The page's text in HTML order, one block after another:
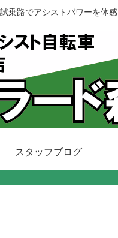
乗路でアシストパワーを体感
スタッフブログ